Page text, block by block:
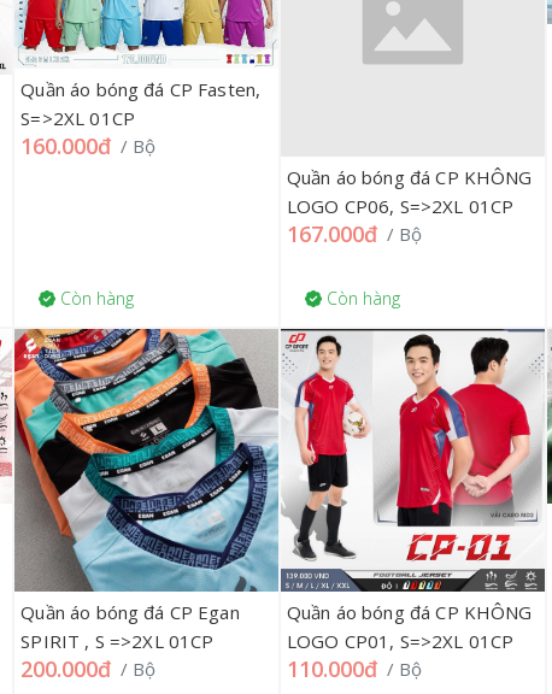
Quần áo bóng đá CP Fasten,
S=>2XL 01CP
160.000đ / Bộ
Còn hàng
Quần áo bóng đá CP KHÔNG
LOGO CP06, S=>2XL 01CP
167.000đ / Bộ
Còn hàng
Quần áo bóng đá CP Egan
SPIRIT , S =>2XL 01CP
200.000đ / Bộ
Quần áo bóng đá CP KHÔNG
LOGO CP01, S=>2XL 01CP
110.000đ / Bộ